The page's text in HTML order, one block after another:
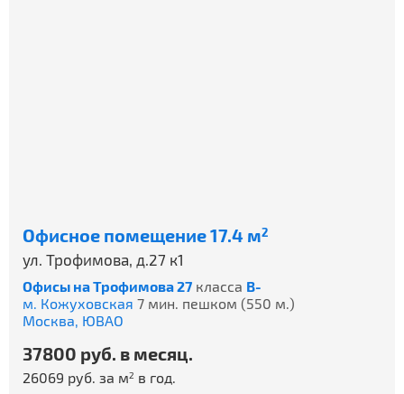
Офисное помещение 17.4 м2
ул. Трофимова, д.27 к1
Офисы на Трофимова 27 класса B-
м. Кожуховская 7 мин. пешком (550 м.)
Москва, ЮВАО
37800 руб. в месяц.
26069 руб. за м2 в год.